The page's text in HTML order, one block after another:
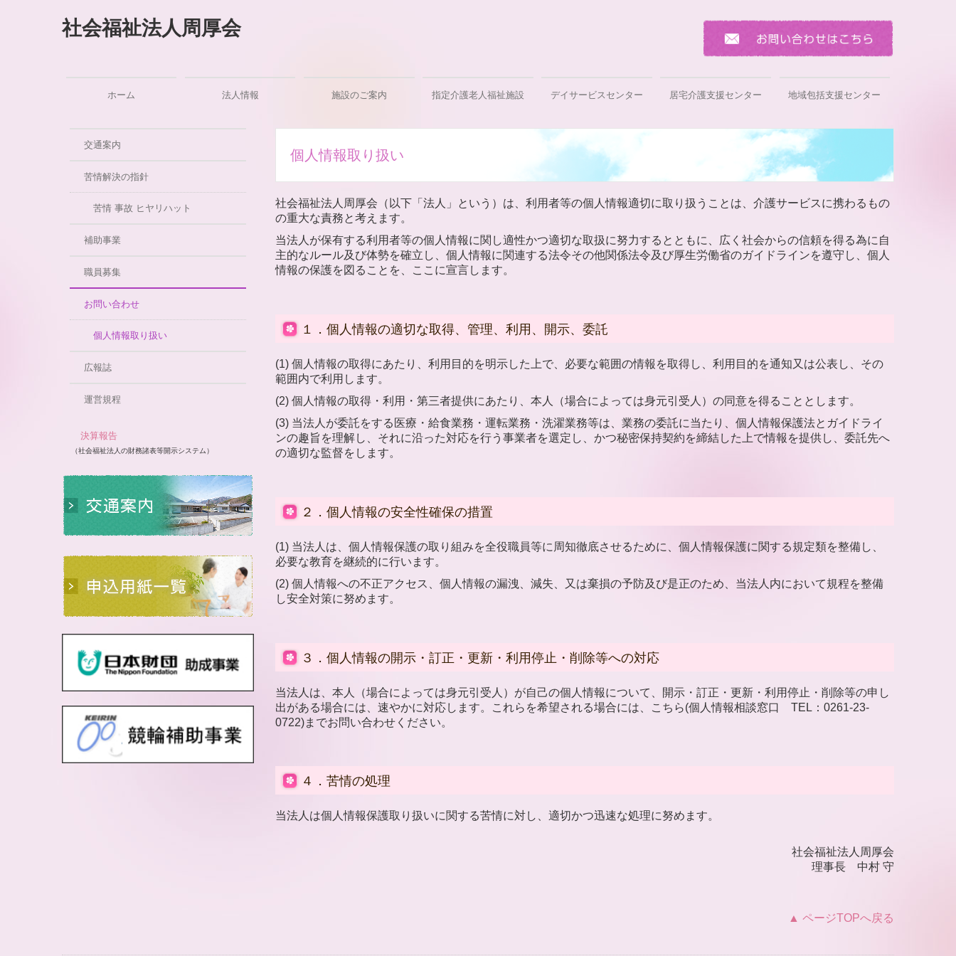
社会福祉法人周厚会
ホーム 法人情報 施設のご案内 指定介護老人福祉施設
入居までの流れ
申込用紙一覧
よくある質問
デイサービスセンター 居宅介護支援センター 地域包括支援センター
交通案内
苦情解決の指針
苦情 事故 ヒヤリハット
補助事業
職員募集
お問い合わせ
個人情報取り扱い
広報誌
運営規程
決算報告
（社会福祉法人の財務諸表等開示システム）
個人情報取り扱い
社会福祉法人周厚会（以下「法人」という）は、利用者等の個人情報適切に取り扱うことは、介護サービスに携わるもの
の重大な責務と考えます。
当法人が保有する利用者等の個人情報に関し適性かつ適切な取扱に努力するとともに、広く社会からの信頼を得る為に自
主的なルール及び体勢を確立し、個人情報に関連する法令その他関係法令及び厚生労働省のガイドラインを遵守し、個人
情報の保護を図ることを、ここに宣言します。
１．個人情報の適切な取得、管理、利用、開示、委託
(1) 個人情報の取得にあたり、利用目的を明示した上で、必要な範囲の情報を取得し、利用目的を通知又は公表し、その
範囲内で利用します。
(2) 個人情報の取得・利用・第三者提供にあたり、本人（場合によっては身元引受人）の同意を得ることとします。
(3) 当法人が委託をする医療・給食業務・運転業務・洗濯業務等は、業務の委託に当たり、個人情報保護法とガイドライ
ンの趣旨を理解し、それに沿った対応を行う事業者を選定し、かつ秘密保持契約を締結した上で情報を提供し、委託先へ
の適切な監督をします。
２．個人情報の安全性確保の措置
(1) 当法人は、個人情報保護の取り組みを全役職員等に周知徹底させるために、個人情報保護に関する規定類を整備し、
必要な教育を継続的に行います。
(2) 個人情報への不正アクセス、個人情報の漏洩、減失、又は棄損の予防及び是正のため、当法人内において規程を整備
し安全対策に努めます。
３．個人情報の開示・訂正・更新・利用停止・削除等への対応
当法人は、本人（場合によっては身元引受人）が自己の個人情報について、開示・訂正・更新・利用停止・削除等の申し
出がある場合には、速やかに対応します。これらを希望される場合には、こちら(個人情報相談窓口 TEL： 0261-23-
0722)までお問い合わせください。
４．苦情の処理
当法人は個人情報保護取り扱いに関する苦情に対し、適切かつ迅速な処理に努めます。
社会福祉法人周厚会
理事長 中村 守
▲ ページTOPへ戻る